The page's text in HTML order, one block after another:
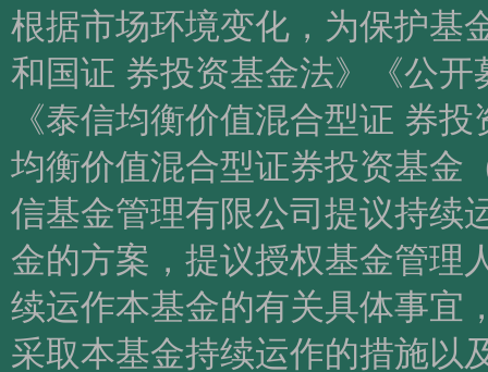
根据市场环境变化，为保护基
和国证 券投资基金法》《公
《泰信均衡价值混合型证 券
均衡价值混合型证券投资基金
信基金管理有限公司提议持
金的方案，提议授权基金管理
续运作本基金的有关具体事宜
采取本基金持续运作的措施以